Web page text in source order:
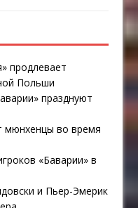
продлевает
Польши
празднуют
мюнхенцы во время
«Баварии» в
и Пьер-Эмерик